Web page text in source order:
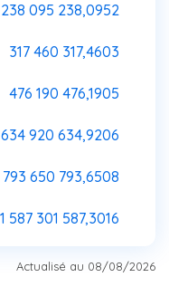
238 095 238,0952
317 460 317,4603
476 190 476,1905
634 920 634,9206
793 650 793,6508
1 587 301 587,3016
Actualisé au 08/08/2026